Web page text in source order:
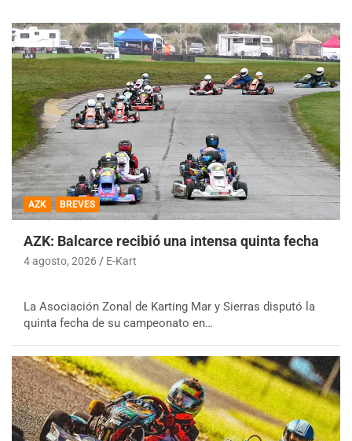
AZK BREVES
AZK: Balcarce recibió una intensa quinta fecha
4 agosto, 2026 E-Kart
La Asociación Zonal de Karting Mar y Sierras disputó la
quinta fecha de su campeonato en…